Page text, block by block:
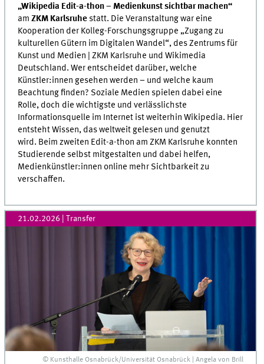
„Wikipedia Edit-a-thon – Medienkunst sichtbar machen“
amZKM Karlsruhe statt. Die Veranstaltung war eine
Kooperation der Kolleg-Forschungsgruppe „Zugang zu
kulturellen Gütern im Digitalen Wandel“, des Zentrums für
Kunst und Medien | ZKM Karlsruhe und Wikimedia
Deutschland. Wer entscheidet darüber, welche
Künstler:innen gesehen werden – und welche kaum
Beachtung finden? Soziale Medien spielen dabei eine
Rolle, doch die wichtigste und verlässlichste
Informationsquelle im Internet ist weiterhin Wikipedia. Hier
entsteht Wissen, das weltweit gelesen und genutzt
wird. Beim zweiten Edit-a-thon am ZKM Karlsruhe konnten
Studierende selbst mitgestalten und dabei helfen,
Medienkünstler:innen online mehr Sichtbarkeit zu
verschaffen.
21.02.2026 | Transfer
© Kunsthalle Osnabrück/Universität Osnabrück | Angela von Brill